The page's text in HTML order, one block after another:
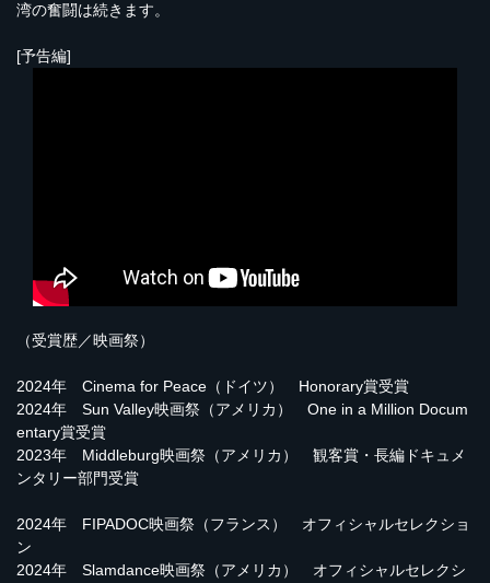
湾の奮闘は続きます。
[予告編]
（受賞歴／映画祭）
2024年 Cinema for Peace（ドイツ） Honorary賞受賞
2024年 Sun Valley映画祭（アメリカ） One in a Million Docum
entary賞受賞
2023年 Middleburg映画祭（アメリカ） 観客賞・長編ドキュメ
ンタリー部門受賞
2024年 FIPADOC映画祭（フランス） オフィシャルセレクショ
ン
2024年 Slamdance映画祭（アメリカ） オフィシャルセレクシ